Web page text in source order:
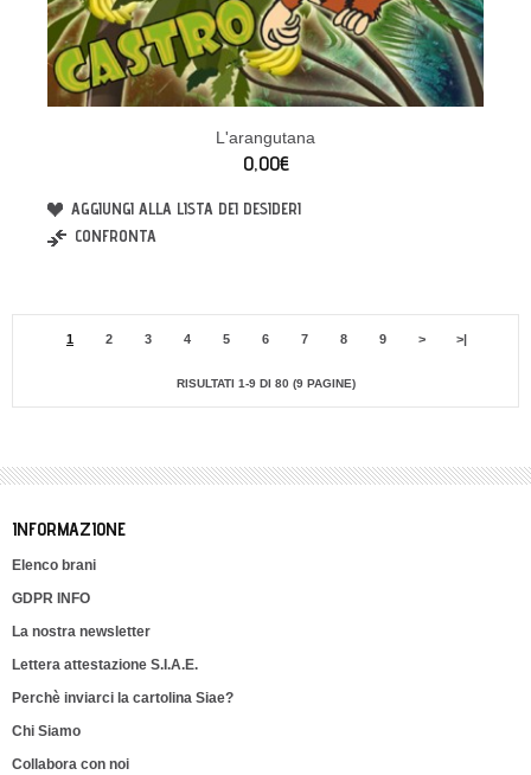
L'arangutana
0,00€
AGGIUNGI ALLA LISTA DEI DESIDERI
CONFRONTA
1 2 3 4 5 6 7 8 9 > >|
RISULTATI 1-9 DI 80 (9 PAGINE)
INFORMAZIONE
Elenco brani
GDPR INFO
La nostra newsletter
Lettera attestazione S.I.A.E.
Perchè inviarci la cartolina Siae?
Chi Siamo
Collabora con noi